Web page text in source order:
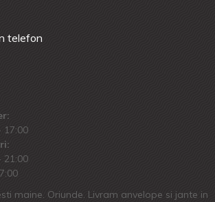
telefon
17:00
21:00
maine. Oriunde. Livram anvelope si jante in